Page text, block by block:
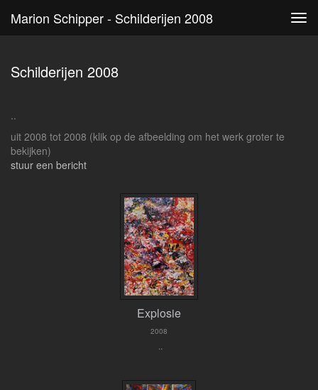
Marion Schipper - Schilderijen 2008
Schilderijen 2008
..
uit 2008 tot 2008 (klik op de afbeelding om het werk groter te
bekijken)
stuur een bericht
Explosie
2008